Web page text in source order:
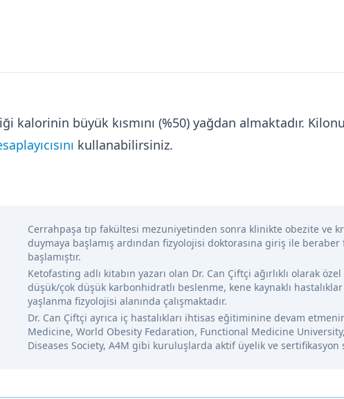
kalorinin büyük kısmını (%50) yağdan almaktadır.
kullanabilirsiniz.
Cerrahpaşa tıp fakültesi mezuniyetinden sonra klinikte obezite ve
duymaya başlamış ardından fizyolojisi doktorasına giriş ile beraber
başlamıştır.
Ketofasting adlı kitabın yazarı olan Dr. Can Çiftçi ağırlıklı olarak
düşük/çok düşük karbonhidratlı beslenme, kene kaynaklı
yaşlanma fizyolojisi alanında çalışmaktadır.
Dr. Can Çiftçi ayrıca iç hastalıkları ihtisas eğitiminine devam
Medicine, World Obesity Fedaration, Functional Medicine
Diseases Society, A4M gibi kuruluşlarda aktif üyelik ve sertifikasyon